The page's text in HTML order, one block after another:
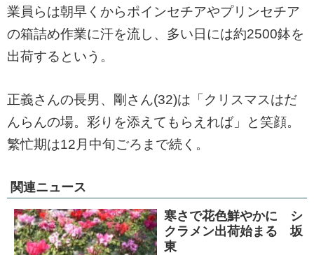
業員らは朝早くからポインセチアやプリンセチア
の箱詰め作業に汗を流し、多い日には約2500鉢を
出荷するという。
正義さんの長男、剛さん(32)は「クリスマスはだ
んらんの場。彩りを添えてもらえれば」と笑顔。
繁忙期は12月中旬ごろまで続く。
関連ニュース
寒さで花色鮮やかに シ
クラメン出荷始まる 坂
東